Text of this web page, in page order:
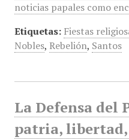
noticias papales como
Etiquetas: Fiestas
Nobles, Rebelión, Santos
La Defensa del
patria, libertad,